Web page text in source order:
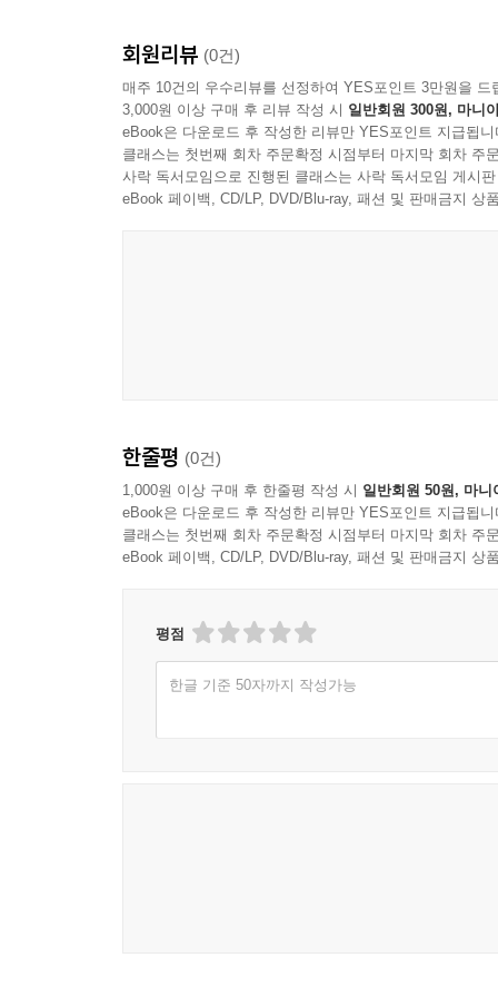
회원리뷰 (0건)
매주 10건의 우수리뷰를 선정하여 YES포인트 3만원을 드
3,000원 이상 구매 후 리뷰 작성 시 일반회원 300원, 마니
eBook은 다운로드 후 작성한 리뷰만 YES포인트 지급됩니
클래스는 첫번째 회차 주문확정 시점부터 마지막 회차 주
사락 독서모임으로 진행된 클래스는 사락 독서모임 게시
eBook 페이백, CD/LP, DVD/Blu-ray, 패션 및 판매금지 상
한줄평 (0건)
1,000원 이상 구매 후 한줄평 작성 시 일반회원 50원, 마니
eBook은 다운로드 후 작성한 리뷰만 YES포인트 지급됩니
클래스는 첫번째 회차 주문확정 시점부터 마지막 회차 주
eBook 페이백, CD/LP, DVD/Blu-ray, 패션 및 판매금지 상
평점
한글 기준 50자까지 작성가능